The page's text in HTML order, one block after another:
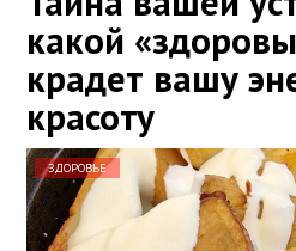
какой
крадет вашу
красоту
ЗДОРОВЬЕ